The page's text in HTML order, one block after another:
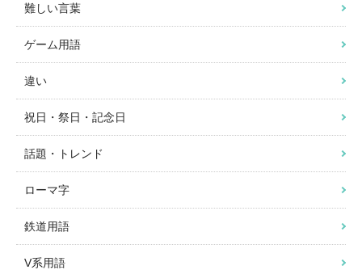
難しい言葉
ゲーム用語
違い
祝日・祭日・記念日
話題・トレンド
ローマ字
鉄道用語
V系用語